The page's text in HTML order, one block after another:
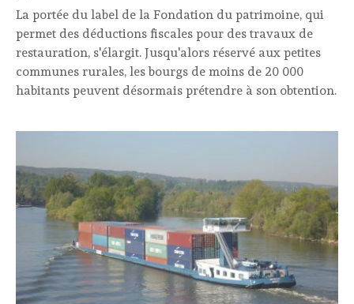
La portée du label de la Fondation du patrimoine, qui
permet des déductions fiscales pour des travaux de
restauration, s'élargit. Jusqu'alors réservé aux petites
communes rurales, les bourgs de moins de 20 000
habitants peuvent désormais prétendre à son obtention.